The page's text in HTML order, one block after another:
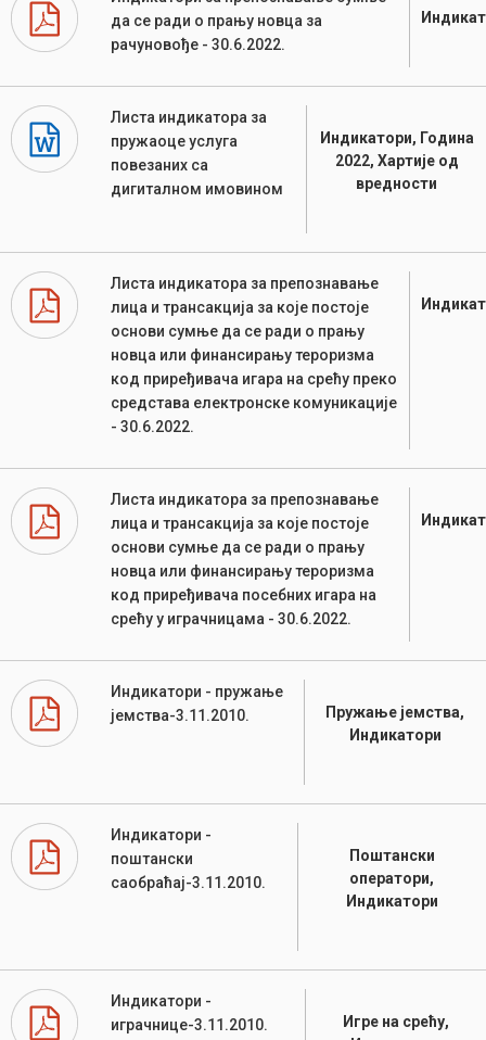
да се ради о прању новца за
рачуновође - 30.6.2022.
Листа индикатора за
пружаоце услуга
повезаних са
дигиталном имовином
Индикатори, Година
2022, Хартије од
вредности
Листа индикатора за препознавање
лица и трансакција за које постоје
основи сумње да се ради о прању
новца или финансирању тероризма
код приређивача игара на срећу преко
средстава електронске комуникације
- 30.6.2022.
Листа индикатора за препознавање
лица и трансакција за које постоје
основи сумње да се ради о прању
новца или финансирању тероризма
код приређивача посебних игара на
срећу у играчницама - 30.6.2022.
Индикатори - пружање
јемства-3.11.2010.
Пружање јемства,
Индикатори
Индикатори -
поштански
саобраћај-3.11.2010.
Поштански
оператори,
Индикатори
Индикатори -
играчнице-3.11.2010.
Игре на срећу,